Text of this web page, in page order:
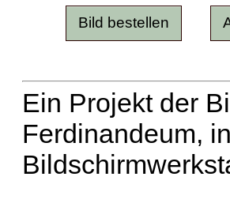
Ein Projekt der
Ferdinandeum,